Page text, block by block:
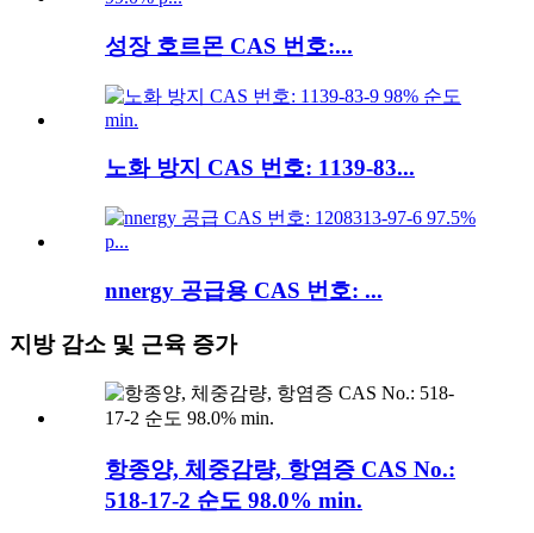
성장 호르몬 CAS 번호:...
노화 방지 CAS 번호: 1139-83...
nnergy 공급용 CAS 번호: ...
지방 감소 및 근육 증가
항종양, 체중감량, 항염증 CAS No.:
518-17-2 순도 98.0% min.